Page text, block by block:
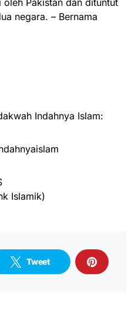
negara. – Bernama
Indahnya Islam:
Islamik)
Tweet